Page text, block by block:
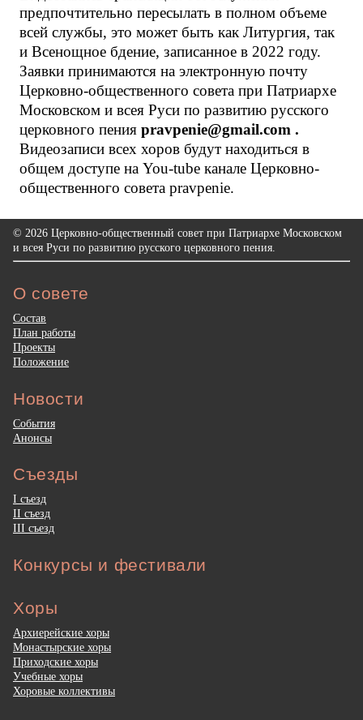
предпочтительно пересылать в полном объеме
всей службы, это может быть как Литургия, так
и Всенощное бдение, записанное в 2022 году.
Заявки принимаются на электронную почту
Церковно-общественного совета при Патриархе
Московском и всея Руси по развитию русского
церковного пения pravpenie@gmail.com .
Видеозаписи всех хоров будут находиться в
общем доступе на You-tube канале Церковно-
общественного совета pravpenie.
© 2026 Церковно-общественный совет при Патриархе Московском
и всея Руси по развитию русского церковного пения.
О совете
Состав
План работы
Проекты
Положение
Новости
События
Анонсы
Съезды
I съезд
II съезд
III съезд
Конкурсы и фестивали
Хоры
Архиерейские хоры
Монастырские хоры
Приходские хоры
Учебные хоры
Хоровые коллективы